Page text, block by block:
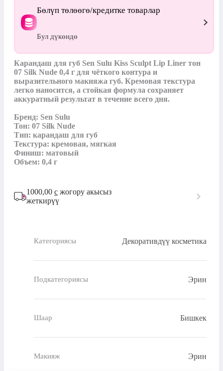
Бөлүп төлөөгө/кредитке товарлар
Бул дүкөндө
Карандаш для губ Sen Sulu Kiss Sculpt Lip Liner тон
07 Silk Nude 0,4 г для чёткого контура и
выразительного макияжа губ. Кремовая текстура
легко наносится, а стойкая формула сохраняет
аккуратный результат в течение всего дня.
Бренд: Sen Sulu
Тон: 07 Silk Nude
Тип: карандаш для губ
Текстура: кремовая, мягкая
Финиш: матовый
Объем: 0,4 г
1000,00 с жогору акысыз
жеткирүү
Категориясы Декоративдүү косметика
Подкатегориясы Эрин
Шаар Бишкек
Макияж Эрин